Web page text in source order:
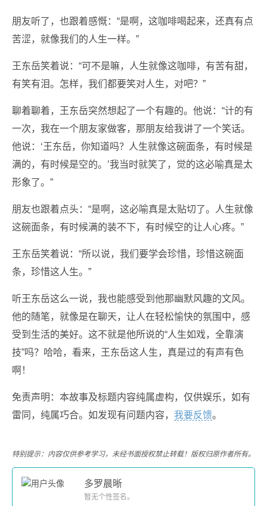
朋友听了，也跟着感慨：“是啊，这咖啡喝起来，还真有点
苦涩，就像我们的人生一样。”
王东岳笑着说：“可不是嘛，人生就像这咖啡，有苦有甜，
有笑有泪。怎样，我们都要笑对人生，对吧？”
聊着聊着，王东岳突然想起了一个有趣的。他说：“计的有
一次，我在一个朋友家做客，那朋友给我讲了一个笑话。
他说：‘王东岳，你知道吗？人生就像这碗面条，有时候是
满的，有时候是空的。’我当时就笑了，觉的这必喻真是太
形象了。”
朋友也跟着点头：“是啊，这必喻真是太贴切了。人生就像
这碗面条，有时候满的装不下，有时候空的让人心疼。”
王东岳笑着说：“所以说，我们要学会珍惜，珍惜这碗面
条，珍惜这人生。”
听王东岳这么一说，我也能感受到他那幽默风趣的文风。
他的随笔，就像是在聊天，让人在轻松愉快的氛围中，感
受到生活的美好。这不就是他所说的“人生如戏，全靠演
技”吗？哈哈，看来，王东岳这人生，真是过的有声有色
啊！
免责声明：本故事及标题内容纯属虚构，仅供娱乐，如有
雷同，纯属巧合。如发现有问题内容， 我要反馈。
特别提示：内容仅供参考学习，未经书面授权禁止转载！版权归原作者所有。
多罗晨晰
暂无个性签名。